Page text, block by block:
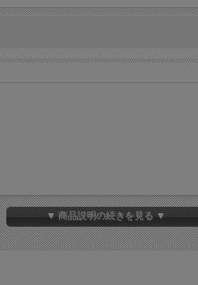
▼ 商品説明の続きを見る ▼